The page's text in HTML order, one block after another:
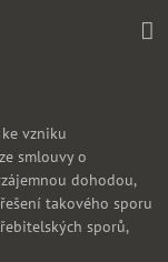
vzniku
smlouvy o
dohodou,
takového sporu
sporů,